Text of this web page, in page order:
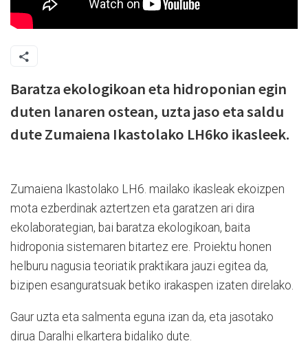
Baratza ekologikoan eta hidroponian egin
duten lanaren ostean, uzta jaso eta saldu
dute Zumaiena Ikastolako LH6ko ikasleek.
Zumaiena Ikastolako LH6. mailako ikasleak ekoizpen
mota ezberdinak aztertzen eta garatzen ari dira
ekolaborategian, bai baratza ekologikoan, baita
hidroponia sistemaren bitartez ere. Proiektu honen
helburu nagusia teoriatik praktikara jauzi egitea da,
bizipen esanguratsuak betiko irakaspen izaten direlako.
Gaur uzta eta salmenta eguna izan da, eta jasotako
dirua Daralhi elkartera bidaliko dute.